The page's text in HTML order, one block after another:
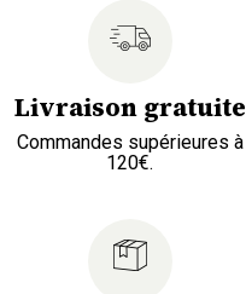
Livraison gratuite
Commandes supérieures à
120€.